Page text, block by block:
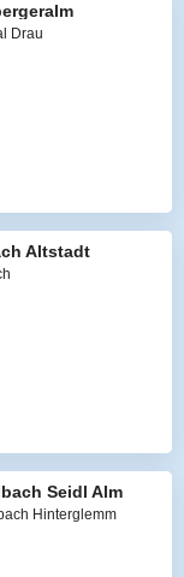
Drau
Altstadt
Seidl Alm
Hinterglemm